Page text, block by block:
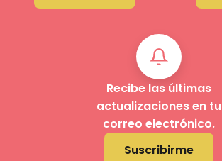
Recibe las últimas
actualizaciones en tu
correo electrónico.
Suscribirme